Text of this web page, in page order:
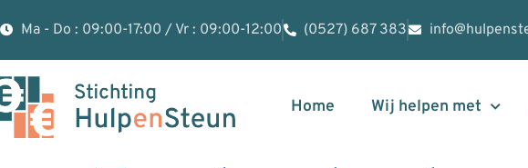
Ma - Do : 09:00-17:00 / Vr : 09:00-12:00 (0527) 687 383
Home Wij helpen met